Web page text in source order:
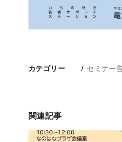
カテゴリー セミナー
関連記事